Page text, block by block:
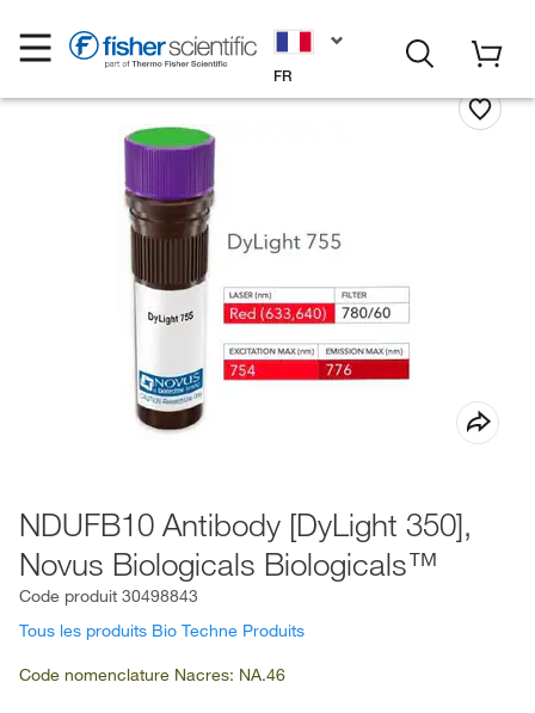
FR
NDUFB10 Antibody [DyLight 350],
Novus Biologicals Biologicals™
Code produit 30498843
Tous les produits Bio Techne Produits
Code nomenclature Nacres: NA.46